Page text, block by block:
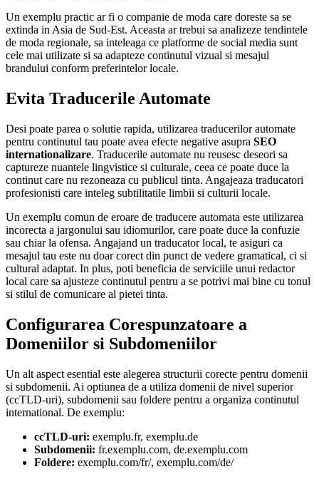
Un exemplu practic ar fi o companie de moda care doreste sa se
extinda in Asia de Sud-Est. Aceasta ar trebui sa analizeze tendintele
de moda regionale, sa inteleaga ce platforme de social media sunt
cele mai utilizate si sa adapteze continutul vizual si mesajul
brandului conform preferintelor locale.
Evita Traducerile Automate
Desi poate parea o solutie rapida, utilizarea traducerilor automate
pentru continutul tau poate avea efecte negative asupra SEO
internationalizare. Traducerile automate nu reusesc deseori sa
captureze nuantele lingvistice si culturale, ceea ce poate duce la
continut care nu rezoneaza cu publicul tinta. Angajeaza traducatori
profesionisti care inteleg subtilitatile limbii si culturii locale.
Un exemplu comun de eroare de traducere automata este utilizarea
incorecta a jargonului sau idiomurilor, care poate duce la confuzie
sau chiar la ofensa. Angajand un traducator local, te asiguri ca
mesajul tau este nu doar corect din punct de vedere gramatical, ci si
cultural adaptat. In plus, poti beneficia de serviciile unui redactor
local care sa ajusteze continutul pentru a se potrivi mai bine cu tonul
si stilul de comunicare al pietei tinta.
Configurarea Corespunzatoare a
Domeniilor si Subdomeniilor
Un alt aspect esential este alegerea structurii corecte pentru domenii
si subdomenii. Ai optiunea de a utiliza domenii de nivel superior
(ccTLD-uri), subdomenii sau foldere pentru a organiza continutul
international. De exemplu:
ccTLD-uri: exemplu.fr, exemplu.de
Subdomenii: fr.exemplu.com, de.exemplu.com
Foldere: exemplu.com/fr/, exemplu.com/de/